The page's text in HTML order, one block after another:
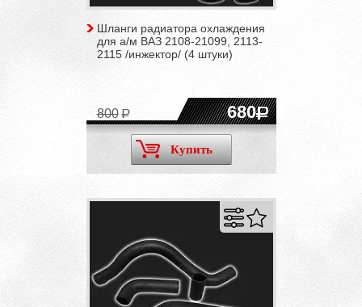
Шланги радиатора охлаждения
для а/м ВАЗ 2108-21099, 2113-
2115 /инжектор/ (4 штуки)
680
800
Купить